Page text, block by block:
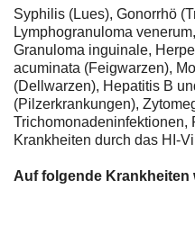
Syphilis (Lues), Gonorrhö
Lymphogranuloma
Granuloma inguinale,
acuminata (Feigwarzen),
(Dellwarzen), Hepatitis B
(Pilzerkrankungen),
Trichomonadeninfektionen,
Krankheiten durch das HI-
Auf folgende Krankheiten